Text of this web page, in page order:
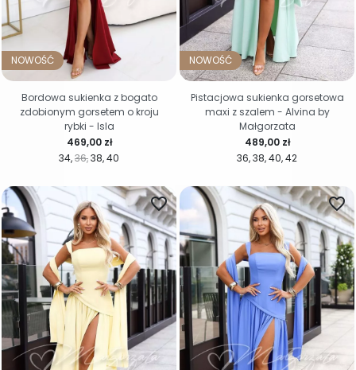
NOWOŚĆ
34 36 38 40
Cena
469,00 zł
Bordowa sukienka z bogato
zdobionym gorsetem o kroju
rybki - Isla
NOWOŚĆ
36 38 40 42
Cena
489,00 zł
Pistacjowa sukienka gorsetowa
maxi z szalem - Alvina by
Małgorzata
favorite_border favorite_border